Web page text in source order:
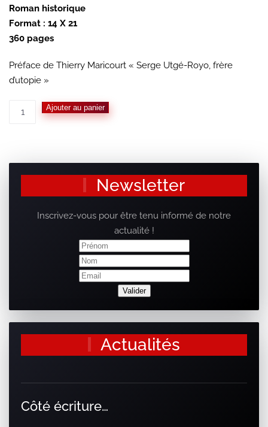
Roman historique
Format : 14 X 21
360 pages
Préface de Thierry Maricourt « Serge Utgé-Royo, frère
d’utopie »
Ajouter au panier
Newsletter
Inscrivez-vous pour être tenu informé de notre
actualité !
Actualités
Côté écriture…